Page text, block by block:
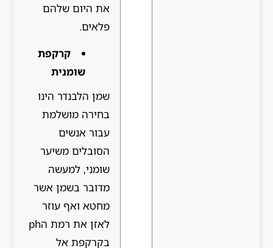
את היום שלהם
פלאים.
קרקפת
שומנית
שמן הלבנדר הינו
בחירה מושלמת
עבור אנשים
הסובלים משיער
שומני, למעשה
מדובר בשמן אשר
מחטא ואף עוזר
לאזן את רמת הph
בקרקפת אל